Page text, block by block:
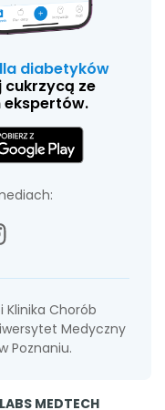
diabetyków
ze
Chorób
Medyczny
Poznaniu.
MEDTECH